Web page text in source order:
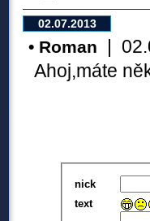
02.07.2013
• Roman
|
Ahoj,máte
nick
text